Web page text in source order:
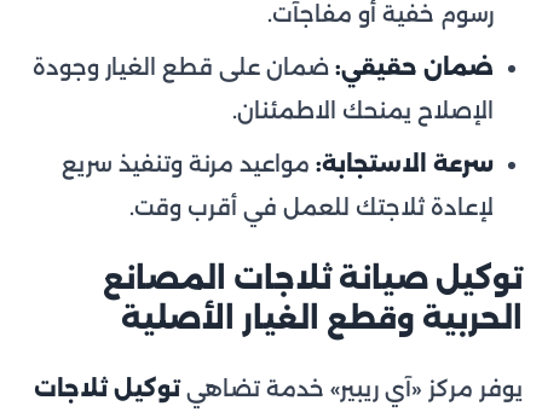
رسوم خفية أو مفاجآت.
ضمان حقيقي: ضمان على قطع الغيار وجودة
الإصلاح يمنحك الاطمئنان.
سرعة الاستجابة: مواعيد مرنة وتنفيذ سريع
لإعادة ثلاجتك للعمل في أقرب وقت.
توكيل صيانة ثلاجات المصانع
الحربية وقطع الغيار الأصلية
يوفر مركز «آي ريبير» خدمة تضاهيتوكيل ثلاجات